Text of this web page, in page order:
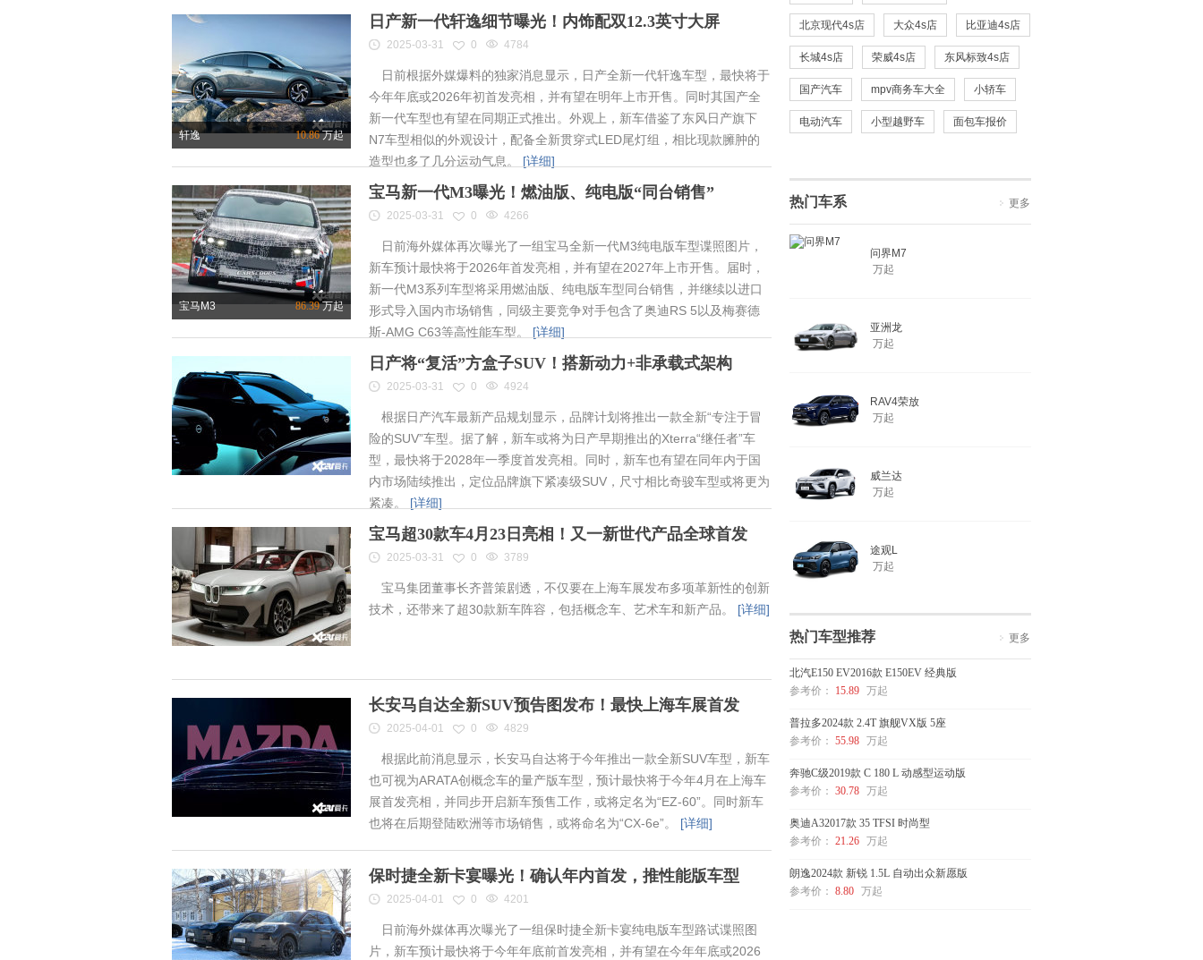
轩逸 10.86万起
日产新一代轩逸细节曝光！内饰配双12.3英寸大屏
2025-03-31 0 4784
日前根据外媒爆料的独家消息显示，日产全新一代轩逸车型，最快将于
今年年底或2026年初首发亮相，并有望在明年上市开售。同时其国产全
新一代车型也有望在同期正式推出。外观上，新车借鉴了东风日产旗下
N7车型相似的外观设计，配备全新贯穿式LED尾灯组，相比现款臃肿的
造型也多了几分运动气息。 [详细]
宝马M3 86.39万起
宝马新一代M3曝光！燃油版、纯电版“同台销售”
2025-03-31 0 4266
日前海外媒体再次曝光了一组宝马全新一代M3纯电版车型谍照图片，
新车预计最快将于2026年首发亮相，并有望在2027年上市开售。届时，
新一代M3系列车型将采用燃油版、纯电版车型同台销售，并继续以进口
形式导入国内市场销售，同级主要竞争对手包含了奥迪RS 5以及梅赛德
斯-AMG C63等高性能车型。 [详细]
日产将“复活”方盒子SUV！搭新动力+非承载式架构
2025-03-31 0 4924
根据日产汽车最新产品规划显示，品牌计划将推出一款全新“专注于冒
险的SUV”车型。据了解，新车或将为日产早期推出的Xterra“继任者”车
型，最快将于2028年一季度首发亮相。同时，新车也有望在同年内于国
内市场陆续推出，定位品牌旗下紧凑级SUV，尺寸相比奇骏车型或将更为
紧凑。 [详细]
宝马超30款车4月23日亮相！又一新世代产品全球首发
2025-03-31 0 3789
宝马集团董事长齐普策剧透，不仅要在上海车展发布多项革新性的创新
技术，还带来了超30款新车阵容，包括概念车、艺术车和新产品。 [详细]
长安马自达全新SUV预告图发布！最快上海车展首发
2025-04-01 0 4829
根据此前消息显示，长安马自达将于今年推出一款全新SUV车型，新车
也可视为ARATA创概念车的量产版车型，预计最快将于今年4月在上海车
展首发亮相，并同步开启新车预售工作，或将定名为“EZ-60”。同时新车
也将在后期登陆欧洲等市场销售，或将命名为“CX-6e”。 [详细]
保时捷全新卡宴曝光！确认年内首发，推性能版车型
2025-04-01 0 4201
日前海外媒体再次曝光了一组保时捷全新卡宴纯电版车型路试谍照图
片，新车预计最快将于今年年底前首发亮相，并有望在今年年底或2026
北京现代4s店 大众4s店 比亚迪4s店
长城4s店 荣威4s店 东风标致4s店
国产汽车 mpv商务车大全 小轿车
电动汽车 小型越野车 面包车报价
热门车系 更多
问界M7
万起
亚洲龙
万起
RAV4荣放
万起
威兰达
万起
途观L
万起
热门车型推荐 更多
北汽E150 EV2016款 E150EV 经典版
参考价：
15.89 万起
普拉多2024款 2.4T 旗舰VX版 5座
参考价： 55.98 万起
奔驰C级2019款 C 180 L 动感型运动版
参考价： 30.78 万起
奥迪A32017款 35 TFSI 时尚型
参考价： 21.26 万起
朗逸2024款 新锐 1.5L 自动出众新愿版
参考价： 8.80 万起